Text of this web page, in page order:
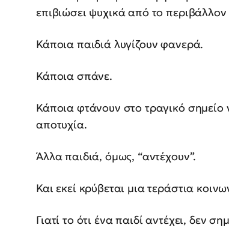
επιβιώσει ψυχικά από το
Κάποια παιδιά λυγίζουν φανερά.
Κάποια σπάνε.
Κάποια φτάνουν στο τραγικό
αποτυχία.
Άλλα παιδιά, όμως, “αντέχουν”.
Και εκεί κρύβεται μια τεράστια
Γιατί το ότι ένα παιδί αντέχει, δεν